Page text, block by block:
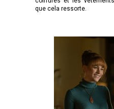
que cela ressorte.